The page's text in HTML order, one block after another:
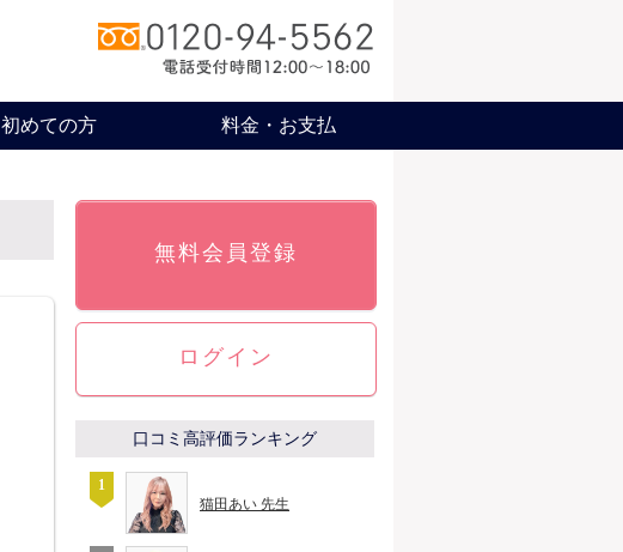
初めての方 料金・お支払
無料会員登録
ログイン
口コミ高評価ランキング
猫田あい 先生